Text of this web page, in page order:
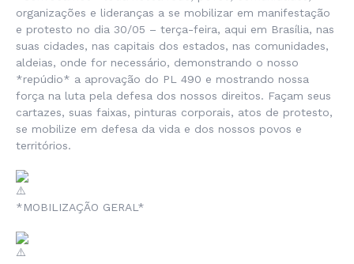
organizações e lideranças a se mobilizar em manifestação
e protesto no dia 30/05 – terça-feira, aqui em Brasília, nas
suas cidades, nas capitais dos estados, nas comunidades,
aldeias, onde for necessário, demonstrando o nosso
*repúdio* a aprovação do PL 490 e mostrando nossa
força na luta pela defesa dos nossos direitos. Façam seus
cartazes, suas faixas, pinturas corporais, atos de protesto,
se mobilize em defesa da vida e dos nossos povos e
territórios.
*MOBILIZAÇÃO GERAL*